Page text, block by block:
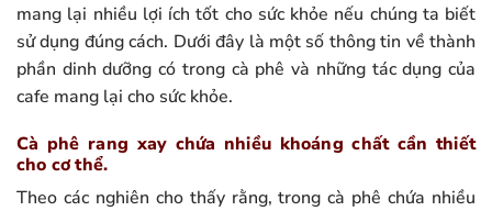
mang lại nhiều lợi ích tốt cho sức khỏe nếu chúng ta biết
sử dụng đúng cách. Dưới đây là một số thông tin về thành
phần dinh dưỡng có trong cà phê và những tác dụng của
cafe mang lại cho sức khỏe.
Cà phê rang xay chứa nhiều khoáng chất cần thiết
cho cơ thể.
Theo các nghiên cho thấy rằng, trong cà phê chứa nhiều